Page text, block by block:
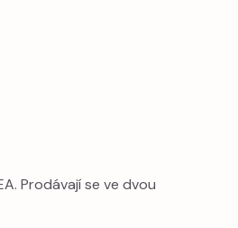
Prodávají se ve dvou